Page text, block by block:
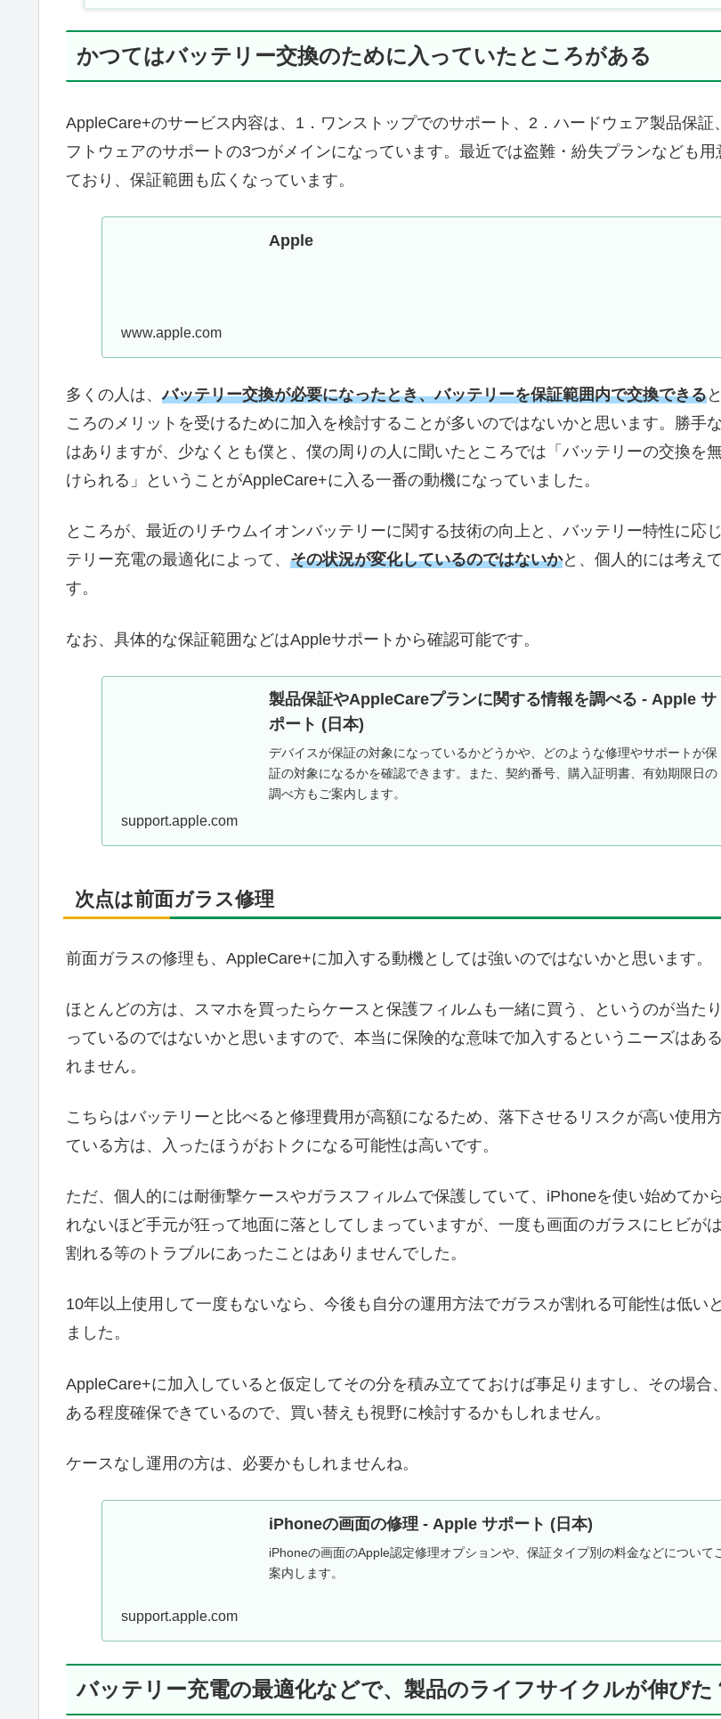
かつてはバッテリー交換のために入っていたところがある
AppleCare+のサービス内容は、1．ワンストップでのサポート、2．ハードウェア製品保証
フトウェアのサポートの3つがメインになっています。最近では盗難・紛失プランなども用
ており、保証範囲も広くなっています。
Apple
www.apple.com
多くの人は、バッテリー交換が必要になったとき、バッテリーを保証範囲内で交換できる
ころのメリットを受けるために加入を検討することが多いのではないかと思います。勝手
はありますが、少なくとも僕と、僕の周りの人に聞いたところでは「バッテリーの交換を
けられる」ということがAppleCare+に入る一番の動機になっていました。
ところが、最近のリチウムイオンバッテリーに関する技術の向上と、バッテリー特性に応
テリー充電の最適化によって、 その状況が変化しているのではないかと、個人的には考え
す。
なお、具体的な保証範囲などはAppleサポートから確認可能です。
製品保証やAppleCareプランに関する情報を調べる - Apple サ
ポート (日本)
デバイスが保証の対象になっているかどうかや、どのような修理やサポートが保
証の対象になるかを確認できます。また、契約番号、購入証明書、有効期限日の
調べ方もご案内します。
support.apple.com
次点は前面ガラス修理
前面ガラスの修理も、AppleCare+に加入する動機としては強いのではないかと思います。
ほとんどの方は、スマホを買ったらケースと保護フィルムも一緒に買う、というのが当た
っているのではないかと思いますので、本当に保険的な意味で加入するというニーズはあ
れません。
こちらはバッテリーと比べると修理費用が高額になるため、落下させるリスクが高い使用
ている方は、入ったほうがおトクになる可能性は高いです。
ただ、個人的には耐衝撃ケースやガラスフィルムで保護していて、iPhoneを使い始めてか
れないほど手元が狂って地面に落としてしまっていますが、一度も画面のガラスにヒビがは
割れる等のトラブルにあったことはありませんでした。
10年以上使用して一度もないなら、今後も自分の運用方法でガラスが割れる可能性は低い
ました。
AppleCare+に加入していると仮定してその分を積み立てておけば事足りますし、その場合
ある程度確保できているので、買い替えも視野に検討するかもしれません。
ケースなし運用の方は、必要かもしれませんね。
iPhoneの画面の修理 - Apple サポート (日本)
iPhoneの画面のApple認定修理オプションや、保証タイプ別の料金などについて
案内します。
support.apple.com
バッテリー充電の最適化などで、製品のライフサイクルが伸びた